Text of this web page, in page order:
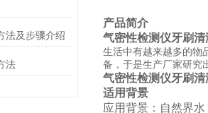
法及步骤介绍
法
产品简介
气密性检测仪牙刷
生活中有越来越多的物
备，于是生产厂家研究
气密性检测仪牙刷
适用背景
应用背景：自然界